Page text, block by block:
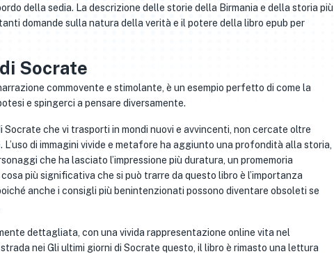
della sedia. La descrizione delle storie della Birmania e della storia più
domande sulla natura della verità e il potere della libro epub per
Socrate
commovente e stimolante, è un esempio perfetto di come la
e spingerci a pensare diversamente.
Socrate che vi trasporti in mondi nuovi e avvincenti, non cercate oltre
di immagini vivide e metafore ha aggiunto una profondità alla storia,
che ha lasciato l’impressione più duratura, un promemoria
più significativa che si può trarre da questo libro è l’importanza
anche i consigli più benintenzionati possono diventare obsoleti se
dettagliata, con una vivida rappresentazione online vita nel
nei Gli ultimi giorni di Socrate questo, il libro è rimasto una lettura